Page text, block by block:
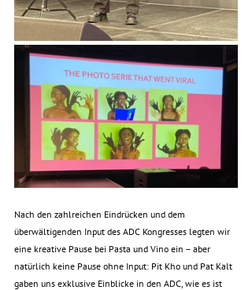
Nach den zahlreichen Eindrücken und dem
überwältigenden Input des ADC Kongresses legten wir
eine kreative Pause bei Pasta und Vino ein – aber
natürlich keine Pause ohne Input: Pit Kho und Pat Kalt
gaben uns exklusive Einblicke in den ADC, wie es ist